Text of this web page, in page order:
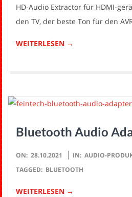
HD-Audio Extractor für HDMI-
den TV, der beste Ton für den
WEITERLESEN →
Bluetooth Audio
2021-
10-
ON: 28.10.2021 IN: AUDIO-
TAGGED: BLUETOOTH
WEITERLESEN →